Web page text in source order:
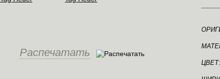
Распечатать